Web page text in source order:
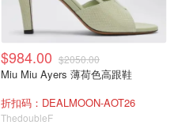
$984.00 $2050.00
Miu Miu Ayers 薄荷色高跟鞋
折扣码：DEALMOON-AOT26
ThedoubleF